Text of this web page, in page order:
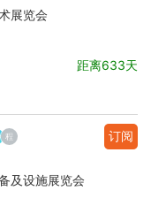
展览会
距离633天
订阅
及设施展览会